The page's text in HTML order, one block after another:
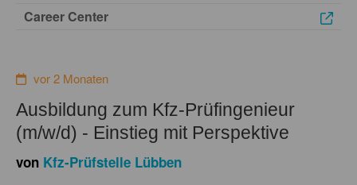
Career Center
vor 2 Monaten
Ausbildung zum Kfz-Prüfingenieur
(m/w/d) - Einstieg mit Perspektive
von Kfz-Prüfstelle Lübben